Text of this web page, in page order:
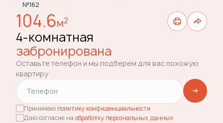
№162
104.6м2
4-комнатная
забронирована
Оставьте телефон и мы подберем для вас похожую
квартиру
Принимаю политику конфиденциальности
Даю согласие на обработку персональных данных